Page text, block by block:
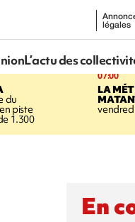
légales
L’actu des
du
piste
1.300
07:00
LA
En